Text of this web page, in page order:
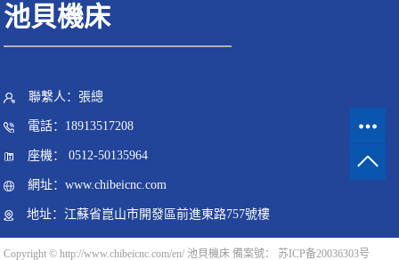
池貝機床
聯繫人：張總
電話：18913517208
座機： 0512-50135964
網址：www.chibeicnc.com
地址：江蘇省崑山市開發區前進東路757號樓
Copyright ©http://www.chibeicnc.com/en/ 池貝機床 備案號： 苏ICP备20036303号